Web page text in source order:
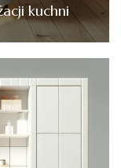
kuchni